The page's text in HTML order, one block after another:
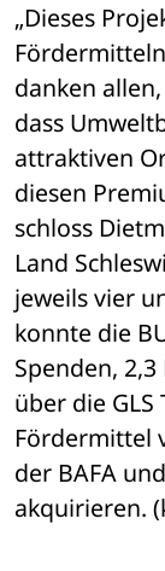
„Dieses
danken
dass
attraktiven
diesen
schloss
Land
jeweils vier
konnte die
Spenden,
über die
Fördermittel
der BAFA
akquirieren.